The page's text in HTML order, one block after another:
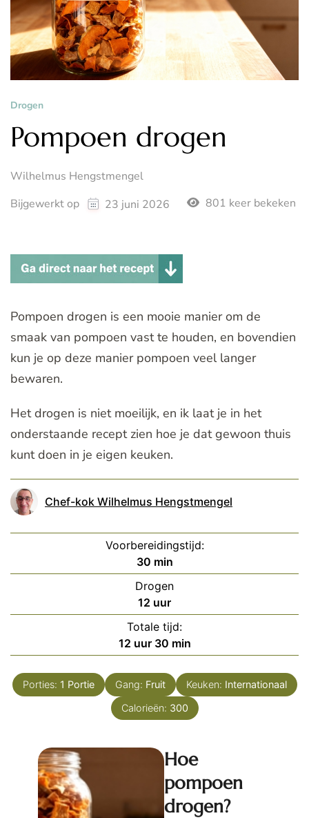
Drogen
Pompoen drogen
Wilhelmus Hengstmengel
Bijgewerkt op
23 juni 2026 801 keer bekeken
Pompoen drogen is een mooie manier om de
smaak van pompoen vast te houden, en bovendien
kun je op deze manier pompoen veel langer
bewaren.
Het drogen is niet moeilijk, en ik laat je in het
onderstaande recept zien hoe je dat gewoon thuis
kunt doen in je eigen keuken.
Chef-kok Wilhelmus Hengstmengel
Voorbereidingstijd:
30minuten
min
Drogen
12 uur
uur
Totale tijd:
12uur
uur 30minuten
min
Porties: 1 Portie Gang: Fruit Keuken: Internationaal
Calorieën: 300
Hoe
pompoen
drogen?